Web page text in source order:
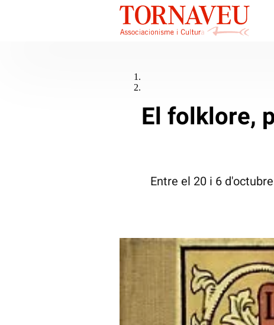
El folklore,
Entre el 20 i 6